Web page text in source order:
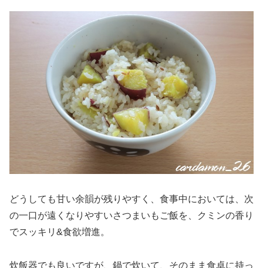
どうしても甘い余韻が残りやすく、食事中においては、次
の一口が遠くなりやすいさつまいもご飯を、クミンの香り
でスッキリ&食欲増進。
炊飯器でも良いですが、鍋で炊いて、そのまま食卓に持っ